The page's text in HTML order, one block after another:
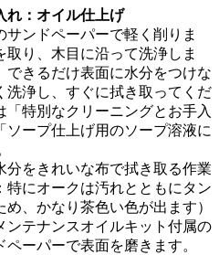
れ：オイル仕上げ
ンドペーパーで軽く削りま
り、木目に沿って洗浄しま
きるだけ表面に水分をつけな
洗浄し、すぐに拭き取ってくだ
特別なクリーニングとお手入
ープ仕上げ用のソープ溶液に
分をきれいな布で拭き取る作業
特にオークは汚れとともにタン
、かなり茶色い色が出ます）
ンテナンスオイルキット付属の
ーパーで表面を磨きます。